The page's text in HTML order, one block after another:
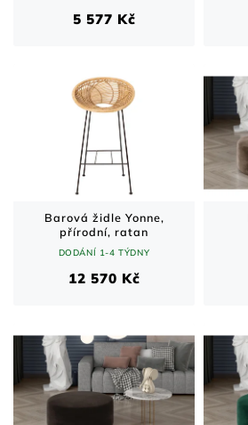
5 577 Kč
Barová židle Yonne,
přírodní, ratan
DODÁNÍ 1-4 TÝDNY
12 570 Kč